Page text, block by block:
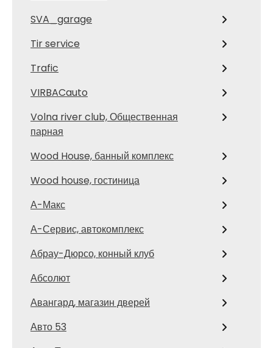
SVA_garage
Tir service
Trafic
VIRBACauto
Volna river club, Общественная
парная
Wood House, банный комплекс
Wood house, гостиница
А-Макс
А-Сервис, автокомплекс
Абрау-Дюрсо, конный клуб
Абсолют
Авангард, магазин дверей
Авто 53